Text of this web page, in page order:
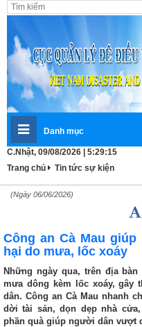
Danh mục
C.Nhật, 09/08/2026 | 5:29:16
Trang chủ
Tin tức sự kiện
(Ngày 06/06/2026)
Công an Cà Mau
hại do mưa, lốc xoáy
Những ngày qua, trên địa
mưa dông kèm lốc xoáy, gây
dân. Công an Cà Mau nhanh
dời tài sản, dọn dẹp nhà
phần quà giúp người dân vượt